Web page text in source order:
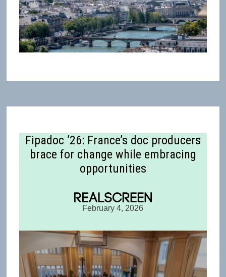
Fipadoc ’26: France’s doc producers
brace for change while embracing
opportunities
February 4, 2026